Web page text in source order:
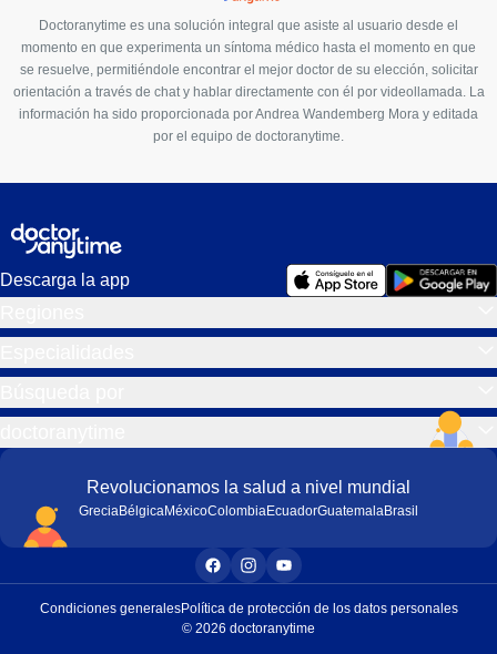
Doctoranytime es una solución integral que asiste al usuario desde el
momento en que experimenta un síntoma médico hasta el momento en que
se resuelve, permitiéndole encontrar el mejor doctor de su elección, solicitar
orientación a través de chat y hablar directamente con él por videollamada. La
información ha sido proporcionada por Andrea Wandemberg Mora y editada
por el equipo de doctoranytime.
Descarga la app
Revolucionamos la salud a nivel mundial
GreciaBélgicaMéxicoColombiaEcuadorGuatemalaBrasil
Condiciones generalesPolítica de protección de los datos personales
© 2026 doctoranytime